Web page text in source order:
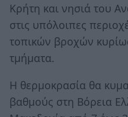
Κρήτη και νησιά του
στις υπόλοιπες
τοπικών βροχών
τμήματα.
Η θερμοκρασία θα
βαθμούς στη Βόρεια